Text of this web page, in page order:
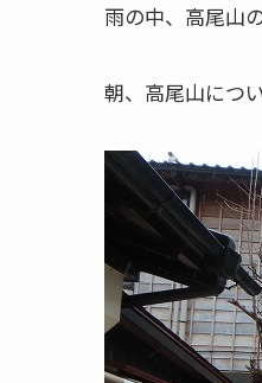
雨の中、高尾山
朝、高尾山につ